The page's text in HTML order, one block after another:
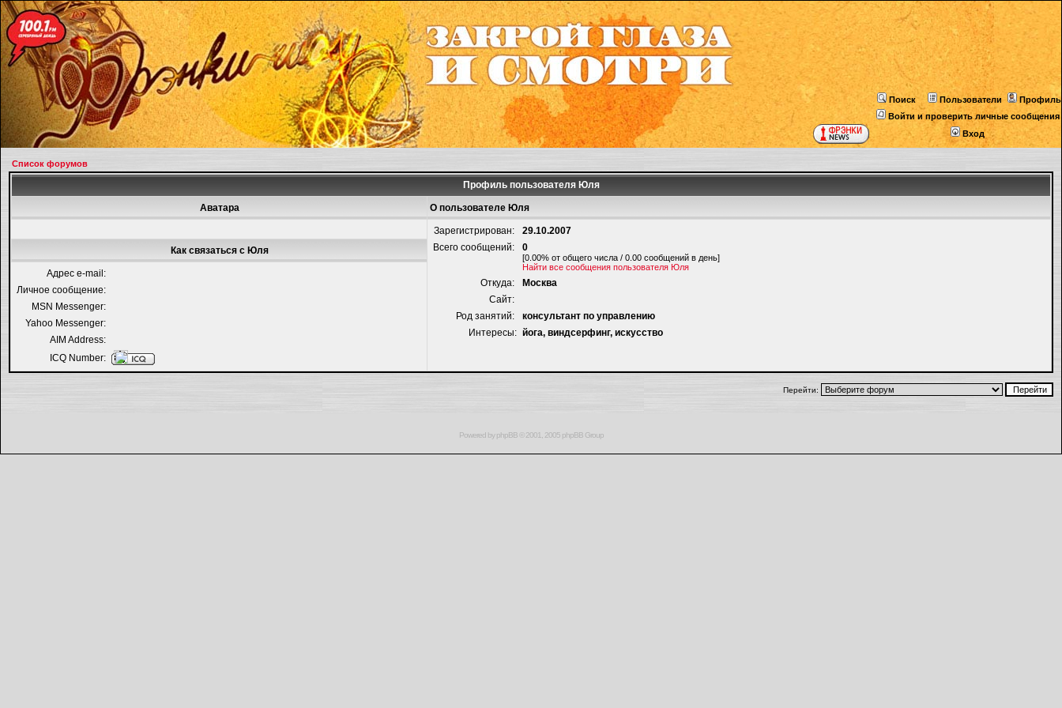
Поиск Пользователи
Профиль
Войти и проверить личные сообщения
Вход
Список форумов
Профиль пользователя Юля
Аватара О пользователе Юля
Зарегистрирован:
29.10.2007
Всего сообщений:
0
[0.00% от общего числа / 0.00 сообщений в день]
Найти все сообщения пользователя Юля
Откуда:
Москва
Сайт:
Род занятий:
консультант по управлению
Интересы: йога, виндсерфинг, искусство
Как связаться с Юля
Адрес e-mail:
Личное сообщение:
MSN Messenger:
Yahoo Messenger:
AIM Address:
ICQ Number:
Перейти:
Powered byphpBB© 2001, 2005 phpBB Group